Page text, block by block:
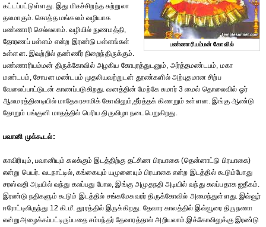
பண்ணாரியம்மன் கோவில்
கட்டப்பட்டுள்ளது. இது மிகச்சிறந்த சுற்றுலா
தலமாகும். கொத்த மங்கலம் வழியாக
பண்ணாரி செல்லலாம். வழியில் நுணமத்தி,
தோரணப் பள்ளம் என்ற இரண்டு பள்ளங்கள்
உள்ளன. இவற்றில் தண்ணீர் நிறைந்திருக்கும்.
பண்ணாரியம்மன் திருக்கோவில் அழகிய கோபுரத்துடனும், அர்த்தமண்டபம், மகா
மண்டபம், சோபன மண்டபம் முதலியவற்றுடன் தூண்களில் அற்புதமான சிற்ப
வேலைப்பாட்டுடன் காணப்படுகிறது. வனத்தின் மேற்கே சுமார் 3 மைல் தொலைவில் ஓர்
ஆலமரத்தினடியில் மாதேசுரசாமிக் கோவிலும்,தீர்த்தக் கிணறும் உள்ளன. இங்கு ஆண்டு
தோறும் பங்குனி மாதத்தில் பெரிய திருவிழா நடைபெறுகிறது.
பவானி முக்கூடல்:
காவிரியும், பவானியும் கலக்கும் இடத்திற்கு தட்சிண பிரயாகை (தென்னாட்டு பிரயாகை)
என்று பெயர். வடநாட்டில், கங்கையும் யமுனையும் பிரயாகை என்ற இடத்தில் கூடும்போது
சரஸ்வதி அடியில் வந்து கலப்பது போல, இங்கு அமுதநதி அடியில் வந்து கலப்பதாக ஐதீகம்.
இரண்டு நதிகளும் கூடும் இடத்தில் சங்கமேசுவரர் திருக்கோவில் அமைந்துள்ளது. இவ்வூர்
ஈரோட்டிலிருந்து 12 கி.மீ. தூரத்தில் இருக்கிறது. தேவார காலத்தில் இவ்வூரை திருநணா
என்றுஅழைக்கப்பட்டிருப்பதை சம்பந்தர் தேவாரத்தால் அறியலாம்.இக்கோவிலுக்கு இரண்டு